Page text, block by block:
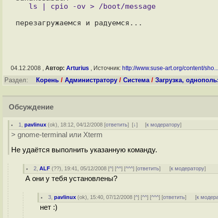
   ls | cpio -ov > /boot/message
04.12.2008 , Автор: Arturius , Источник: http://www.suse-art.org/content/sho...
Раздел: Корень / Администратору / Система/ Загрузка,
Обсуждение
1 ,pavlinux (ok), 18:12, 04/12/2008 [ответить][↓] [к модератору]
> gnome-terminal или Xterm
Не удаётся выполнить указанную команду.
2 ,ALF (??), 19:41, 05/12/2008 [^] [^^] [^^^] [ответить] [к модератору]
А они у тебя установлены?
3 ,pavlinux (ok), 15:40, 07/12/2008 [^] [^^] [^^^] [ответить] [к
нет :)